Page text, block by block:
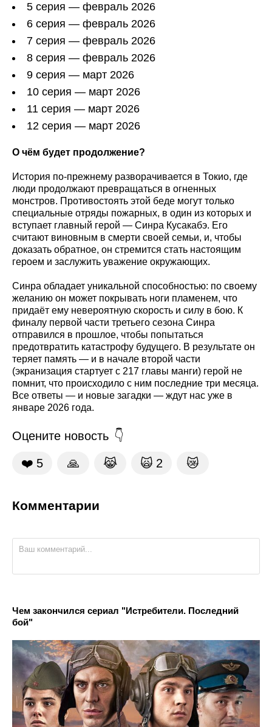
5 серия — февраль 2026
6 серия — февраль 2026
7 серия — февраль 2026
8 серия — февраль 2026
9 серия — март 2026
10 серия — март 2026
11 серия — март 2026
12 серия — март 2026
О чём будет продолжение?
История по-прежнему разворачивается в Токио, где
люди продолжают превращаться в огненных
монстров. Противостоять этой беде могут только
специальные отряды пожарных, в один из которых и
вступает главный герой — Синра Кусакабэ. Его
считают виновным в смерти своей семьи, и, чтобы
доказать обратное, он стремится стать настоящим
героем и заслужить уважение окружающих.
Синра обладает уникальной способностью: по своему
желанию он может покрывать ноги пламенем, что
придаёт ему невероятную скорость и силу в бою. К
финалу первой части третьего сезона Синра
отправился в прошлое, чтобы попытаться
предотвратить катастрофу будущего. В результате он
теряет память — и в начале второй части
(экранизация стартует с 217 главы манги) герой не
помнит, что происходило с ним последние три месяца.
Все ответы — и новые загадки — ждут нас уже в
январе 2026 года.
Оцените новость
❤️ 5 🙏 😹 🙀 2 😿
Комментарии
Чем закончился сериал "Истребители. Последний
бой"